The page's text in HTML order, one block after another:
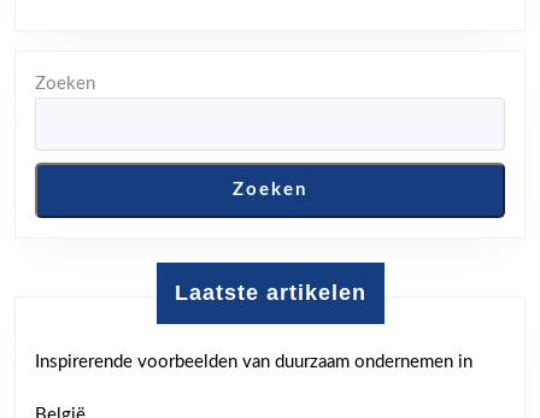
Zoeken
Zoeken
Laatste artikelen
Inspirerende voorbeelden van duurzaam ondernemen in